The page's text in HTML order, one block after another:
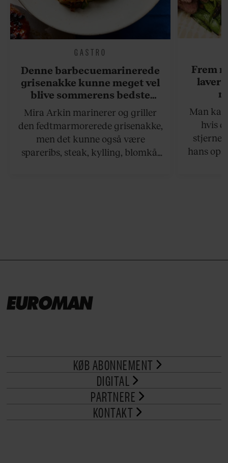
GASTRO
Denne barbecuemarinerede
grisenakke kunne meget vel
blive sommerens bedste
grillret
Mira Arkin marinerer og griller
den fedtmarmorerede grisenakke,
men det kunne også være
spareribs, steak, kylling, blomkål
Frem
laver
Man
hvis
hans
KØB ABONNEMENT
DIGITAL
PARTNERE
KONTAKT